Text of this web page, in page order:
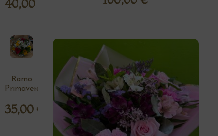
40,00
Ramo
Primavera
35,00 €